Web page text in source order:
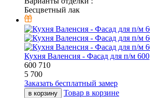
Бесцветный лак
Кухня Валенсия - Фасад для п/м 600
600 710
5 700
Заказать бесплатный замер
в корзину Товар в корзине